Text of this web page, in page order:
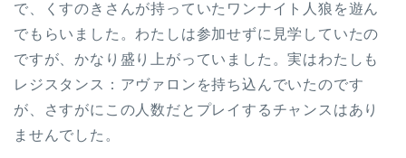
で、くすのきさんが持っていたワンナイト人狼を遊ん
でもらいました。わたしは参加せずに見学していたの
ですが、かなり盛り上がっていました。実はわたしも
レジスタンス：アヴァロンを持ち込んでいたのです
が、さすがにこの人数だとプレイするチャンスはあり
ませんでした。